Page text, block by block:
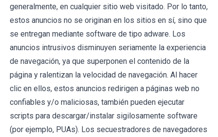
generalmente, en cualquier sitio web visitado. Por lo tanto,
estos anuncios no se originan en los sitios en sí, sino que
se entregan mediante software de tipo adware. Los
anuncios intrusivos disminuyen seriamente la experiencia
de navegación, ya que superponen el contenido de la
página y ralentizan la velocidad de navegación. Al hacer
clic en ellos, estos anuncios redirigen a páginas web no
confiables y/o maliciosas, también pueden ejecutar
scripts para descargar/instalar sigilosamente software
(por ejemplo, PUAs). Los secuestradores de navegadores